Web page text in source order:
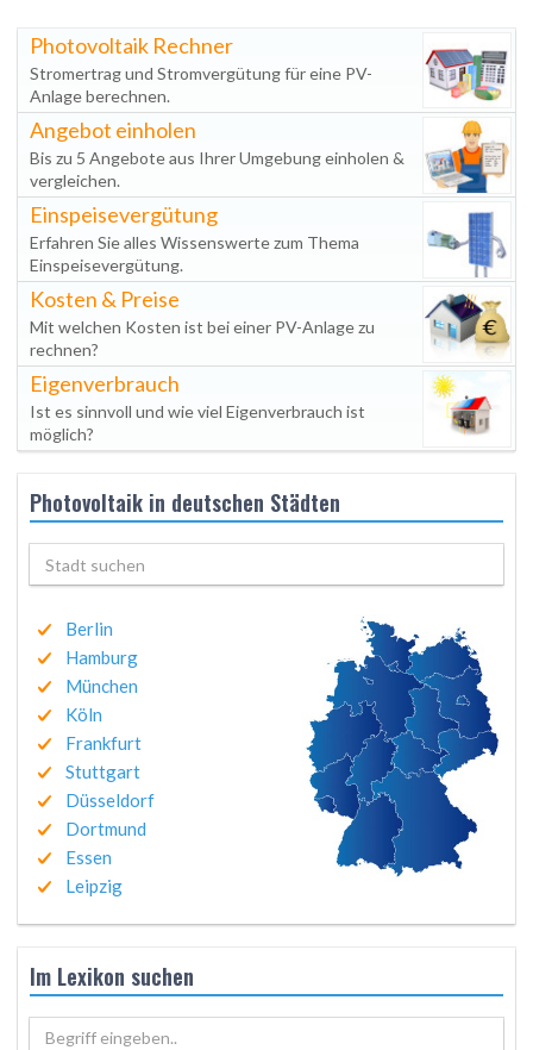
Photovoltaik Rechner
Stromertrag und Stromvergütung für eine PV-
Anlage berechnen.
Angebot einholen
Bis zu 5 Angebote aus Ihrer Umgebung einholen &
vergleichen.
Einspeisevergütung
Erfahren Sie alles Wissenswerte zum Thema
Einspeisevergütung.
Kosten & Preise
Mit welchen Kosten ist bei einer PV-Anlage zu
rechnen?
Eigenverbrauch
Ist es sinnvoll und wie viel Eigenverbrauch ist
möglich?
Photovoltaik in deutschen Städten
Berlin
Hamburg
München
Köln
Frankfurt
Stuttgart
Düsseldorf
Dortmund
Essen
Leipzig
Im Lexikon suchen
Begriff eingeben..